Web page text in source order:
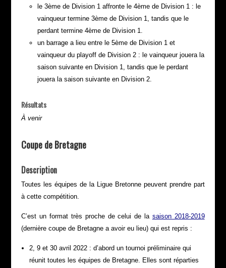
le 3ème de Division 1 affronte le 4ème de Division 1 : le
vainqueur termine 3ème de Division 1, tandis que le
perdant termine 4ème de Division 1.
un barrage a lieu entre le 5ème de Division 1 et
vainqueur du playoff de Division 2 : le vainqueur jouera la
saison suivante en Division 1, tandis que le perdant
jouera la saison suivante en Division 2.
Résultats
À venir
Coupe de Bretagne
Description
Toutes les équipes de la Ligue Bretonne peuvent prendre part
à cette compétition.
C’est un format très proche de celui de la saison 2018-2019
(dernière coupe de Bretagne a avoir eu lieu) qui est repris :
2, 9 et 30 avril 2022 : d’abord un tournoi préliminaire qui
réunit toutes les équipes de Bretagne. Elles sont réparties